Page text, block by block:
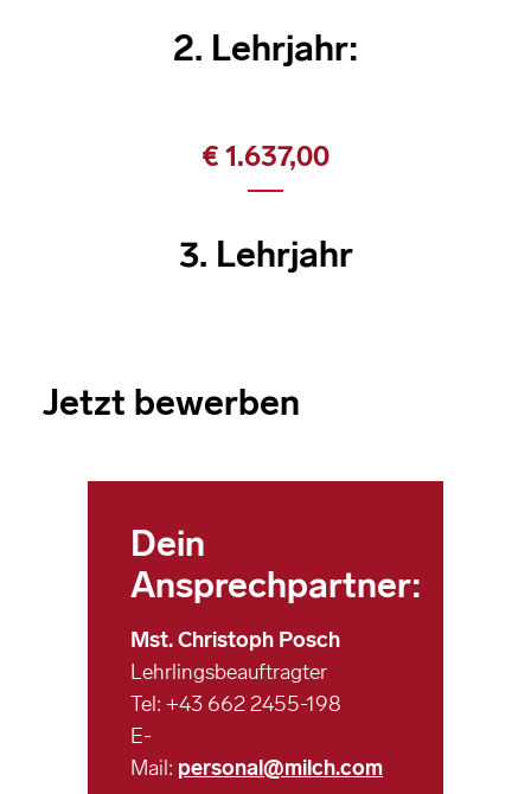
2. Lehrjahr:
€ 1.637,00
3. Lehrjahr
Jetzt bewerben
Dein
Ansprechpartner:
Mst. Christoph Posch
Lehrlingsbeauftragter
Tel: +43 662 2455-198
E-
Mail: personal@milch.com